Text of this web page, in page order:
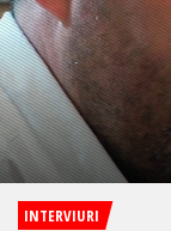
INTERVIURI